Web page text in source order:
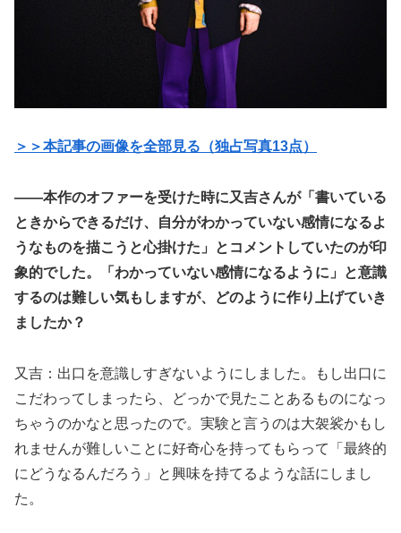
＞＞本記事の画像を全部見る（独占写真13点）
――本作のオファーを受けた時に又吉さんが「書いている
ときからできるだけ、自分がわかっていない感情になるよ
うなものを描こうと心掛けた」とコメントしていたのが印
象的でした。「わかっていない感情になるように」と意識
するのは難しい気もしますが、どのように作り上げていき
ましたか？
又吉：出口を意識しすぎないようにしました。もし出口に
こだわってしまったら、どっかで見たことあるものになっ
ちゃうのかなと思ったので。実験と言うのは大袈裟かもし
れませんが難しいことに好奇心を持ってもらって「最終的
にどうなるんだろう」と興味を持てるような話にしまし
た。